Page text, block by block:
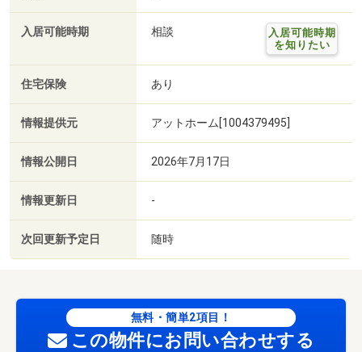
入居可能時期 相談
入居可能時期
を知りたい
住宅保険 あり
情報提供元 アットホーム[1004379495]
情報公開日 2026年7月17日
情報更新日 -
次回更新予定日 随時
無料・簡単2項目！
この物件にお問い合わせする